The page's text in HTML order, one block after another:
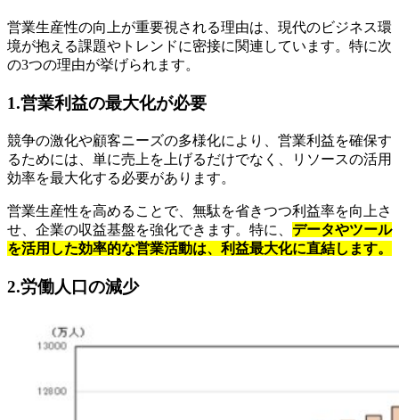
営業生産性の向上が重要視される理由は、現代のビジネス環
境が抱える課題やトレンドに密接に関連しています。特に次
の3つの理由が挙げられます。
1.営業利益の最大化が必要
競争の激化や顧客ニーズの多様化により、営業利益を確保す
るためには、単に売上を上げるだけでなく、リソースの活用
効率を最大化する必要があります。
営業生産性を高めることで、無駄を省きつつ利益率を向上さ
せ、企業の収益基盤を強化できます。特に、 データやツール
を活用した効率的な営業活動は、利益最大化に直結します。
2.労働人口の減少